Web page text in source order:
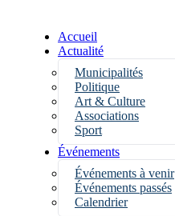
Accueil
Actualité
Municipalités
Politique
Art & Culture
Associations
Sport
Événements
Événements à venir
Événements passés
Calendrier